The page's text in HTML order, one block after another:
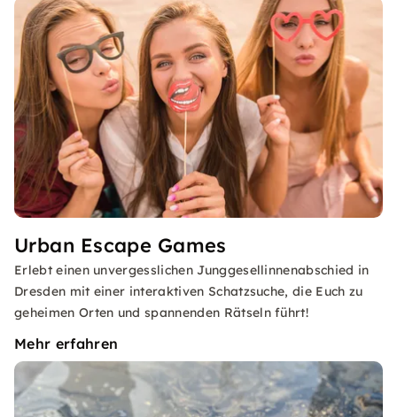
Urban Escape Games
Erlebt einen unvergesslichen Junggesellinnenabschied in
Dresden mit einer interaktiven Schatzsuche, die Euch zu
geheimen Orten und spannenden Rätseln führt!
Mehr erfahren